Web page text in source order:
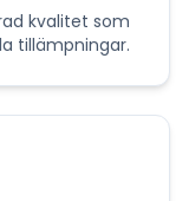
kvalitet som
tillämpningar.